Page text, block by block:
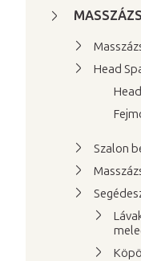
Head
Szalon